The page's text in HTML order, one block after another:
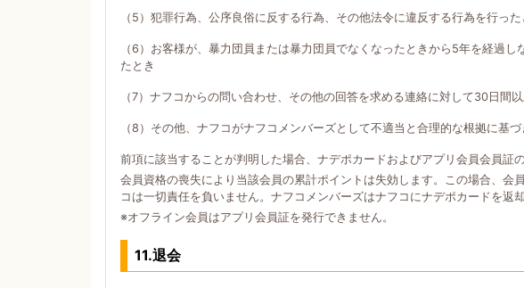
（5）犯罪行為、公序良俗に反する行為、その他法令に違反する行為を行った
（6）お客様が、暴力団員または暴力団員でなくなったときから5年を経過
たとき
（7）ナフコからの問い合わせ、その他の回答を求める連絡に対して30日間
（8）その他、ナフコがナフコメンバーズとして不適当と合理的な根拠に基
前項に該当することが判明した場合、ナデポカードおよびアプリ会員会員証
会員資格の喪失により当該会員の累計ポイントは失効します。この場合、
コは一切責任を負いません。ナフコメンバーズはナフコにナデポカードを返
※オフライン会員はアプリ会員証を発行できません。
11.退会